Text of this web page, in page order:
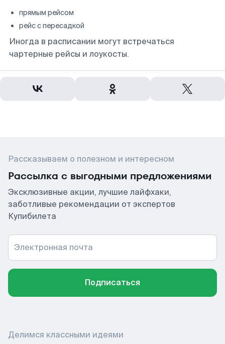
прямым рейсом
рейс с пересадкой
Иногда в расписании могут встречаться
чартерные рейсы и лоукосты.
Рассказываем о полезном и интересном
Рассылка с выгодными предложениями
Эксклюзивные акции, лучшие лайфхаки,
заботливые рекомендации от экспертов
Купибилета
Электронная почта
Подписаться
Делимся классными идеями